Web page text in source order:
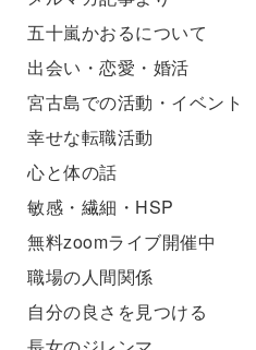
五十嵐かおるについて
出会い・恋愛・婚活
宮古島での活動・イベント
幸せな転職活動
心と体の話
敏感・繊細・HSP
無料zoomライブ開催中
職場の人間関係
自分の良さを見つける